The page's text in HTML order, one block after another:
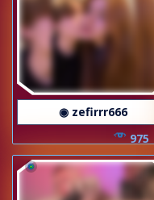
◉ zefirrr666
975